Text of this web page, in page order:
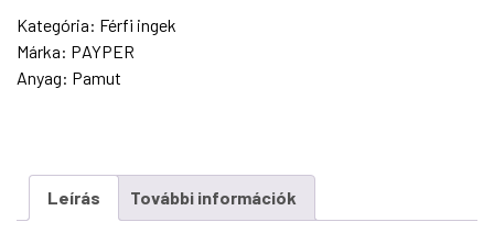
Kategória: Férfi ingek
Márka: PAYPER
Anyag: Pamut
Leírás További információk